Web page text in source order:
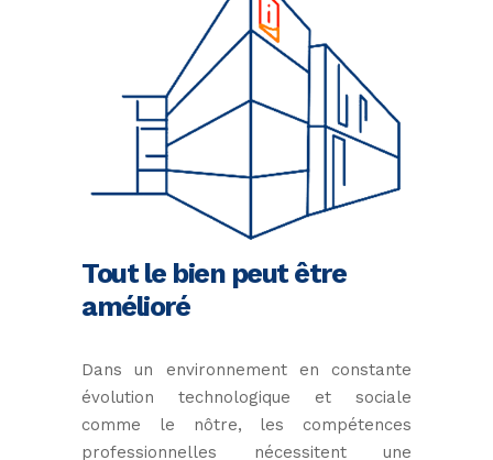
Tout le bien peut être
amélioré
Dans un environnement en constante
évolution technologique et sociale
comme le nôtre, les compétences
professionnelles nécessitent une